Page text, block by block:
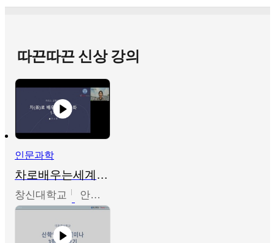
따끈따끈 신상 강의
인문과학
차로배우는세계문화
창신대학교 안소영